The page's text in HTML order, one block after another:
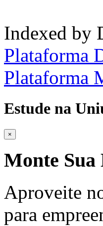
Indexed by
Plataforma
Plataforma
Estude na
×
Monte
Aproveite
para